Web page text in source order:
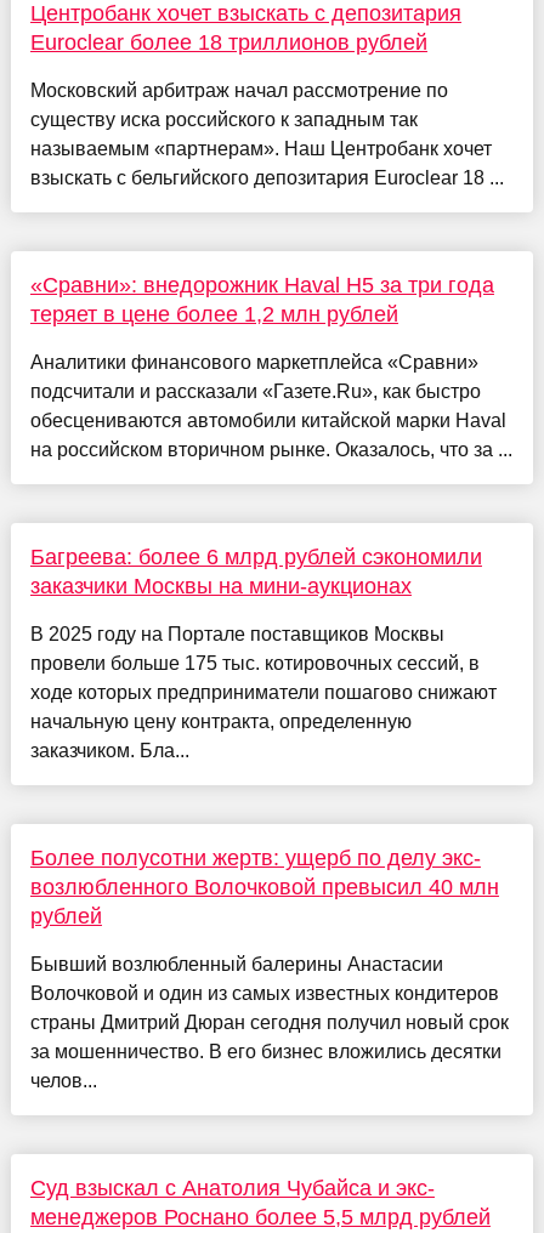
Центробанк хочет взыскать с депозитария
Euroclear более 18 триллионов рублей
Московский арбитраж начал рассмотрение по
существу иска российского к западным так
называемым «партнерам». Наш Центробанк хочет
взыскать с бельгийского депозитария Euroclear 18 ...
«Сравни»: внедорожник Haval H5 за три года
теряет в цене более 1,2 млн рублей
Аналитики финансового маркетплейса «Сравни»
подсчитали и рассказали «Газете.Ru», как быстро
обесцениваются автомобили китайской марки Haval
на российском вторичном рынке. Оказалось, что за ...
Багреева: более 6 млрд рублей сэкономили
заказчики Москвы на мини-аукционах
В 2025 году на Портале поставщиков Москвы
провели больше 175 тыс. котировочных сессий, в
ходе которых предприниматели пошагово снижают
начальную цену контракта, определенную
заказчиком. Бла...
Более полусотни жертв: ущерб по делу экс-
возлюбленного Волочковой превысил 40 млн
рублей
Бывший возлюбленный балерины Анастасии
Волочковой и один из самых известных кондитеров
страны Дмитрий Дюран сегодня получил новый срок
за мошенничество. В его бизнес вложились десятки
челов...
Суд взыскал с Анатолия Чубайса и экс-
менеджеров Роснано более 5,5 млрд рублей